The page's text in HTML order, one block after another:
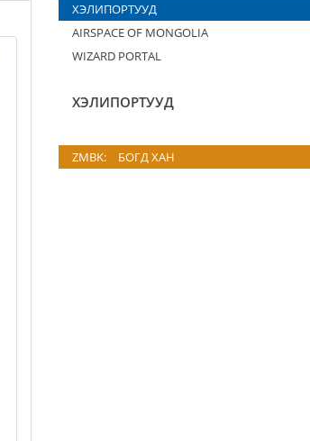
ХЭЛИПОРТУУД
AIRSPACE OF MONGOLIA
WIZARD PORTAL
ХЭЛИПОРТУУД
ZMBK: БОГД ХАН